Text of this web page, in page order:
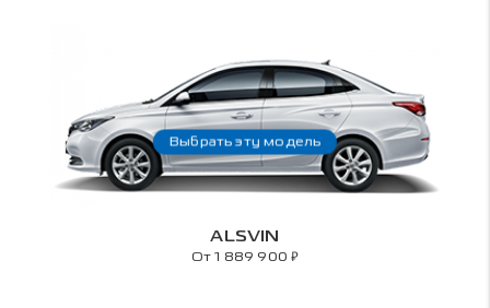
ALSVIN
От 1 889 900₽
Выбрать эту модель